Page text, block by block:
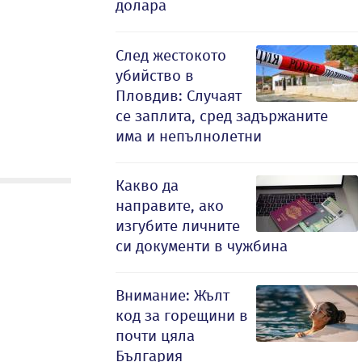
долара
След жестокото
убийство в
Пловдив: Случаят
се заплита, сред задържаните
има и непълнолетни
Какво да
направите, ако
изгубите личните
си документи в чужбина
Внимание: Жълт
код за горещини в
почти цяла
България